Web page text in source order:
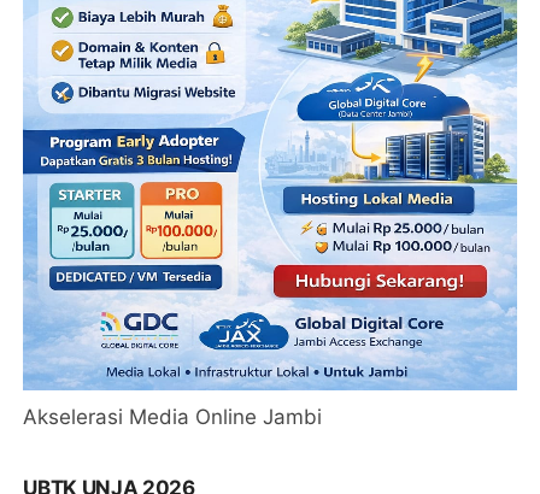
Akselerasi Media Online Jambi
UBTK UNJA 2026